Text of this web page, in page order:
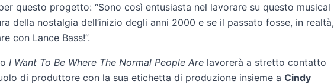
questo progetto: “Sono così entusiasta nel lavorare su questo musical
della nostalgia dell’inizio degli anni 2000 e se il passato fosse, in realtà,
con Lance Bass!”.
I Want To Be Where The Normal People Are lavorerà a stretto contatto
di produttore con la sua etichetta di produzione insieme a Cindy